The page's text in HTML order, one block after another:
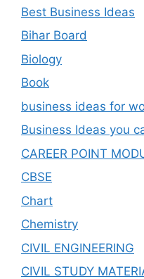
Best Business Ideas
Bihar Board
Biology
Book
business ideas for
Business Ideas you
CAREER POINT
CBSE
Chart
Chemistry
CIVIL ENGINEERING
CIVIL STUDY